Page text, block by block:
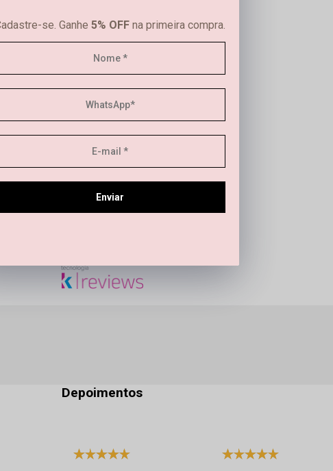
Este produto ainda não tem avaliações
SEJA O PRIMEIRO A AVALIAR
Depoimentos
se. Ganhe 5% OFF na primeira compra.
Enviar